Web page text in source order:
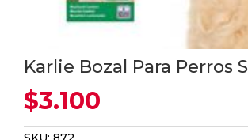
Karlie Bozal Para Perros S
$3.100